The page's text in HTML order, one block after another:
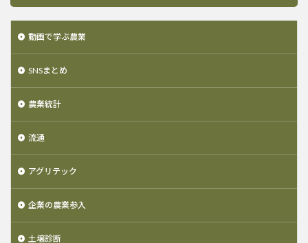
動画で学ぶ農業
SNSまとめ
農業統計
流通
アグリテック
企業の農業参入
土壌診断